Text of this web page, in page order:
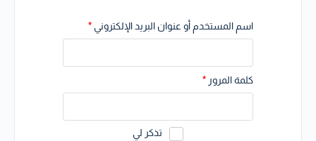
اسم المستخدم أو عنوان البريد الإلكتروني *
كلمة المرور *
تذكر لي